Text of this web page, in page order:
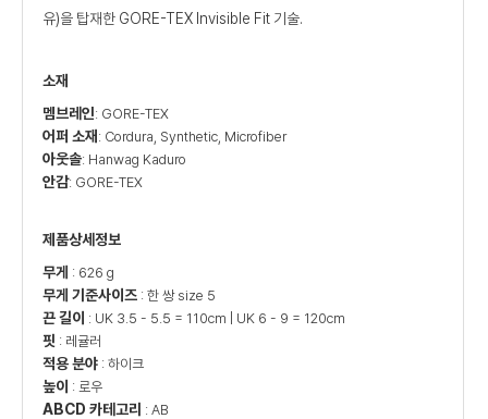
유)을 탑재한 GORE-TEX Invisible Fit 기술.
소재
멤브레인: GORE-TEX
어퍼 소재 : Cordura, Synthetic, Microfiber
아웃솔: Hanwag Kaduro
안감: GORE-TEX
제품상세정보
무게 : 626 g
무게 기준사이즈 : 한 쌍 size 5
끈 길이 : UK 3.5 - 5.5 = 110cm | UK 6 - 9 = 120cm
핏 : 레귤러
적용 분야 : 하이크
높이 : 로우
ABCD 카테고리 : AB